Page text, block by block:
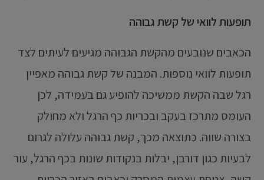
תופעות לוואי של קשת גבוהה
הכאבים שנובעים מהקשת הגבוהה מגיעים לעיתים לצד
תופעות לוואי נוספות. המבנה של קשת גבוהה מאפיין
רגל שבה הקשת ממשיכה להופיע גם בעמידה, לכן
העומס מתרכז בעקב ובכריות כף הרגל ולא מחולק
בצורה שווה. כתוצאה מכך, קשת גבוהה עלולה לגרום
לבעיות כגון דורבן, יבלות בנקודות שונות בכף הרגל, עור